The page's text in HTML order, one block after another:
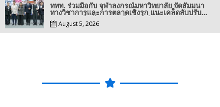
ททท. ร่วมมือกับ จุฬาลงกรณ์มหาวิทยาลัย จัดสัมมนา
ทางวิชาการและการตลาดเชิงรุก แนะเคล็ดลับปรับ
ธุรกิจท่องเที่ยวไทย “ขายได้ ขายดี ขายนาน”
August 5, 2026